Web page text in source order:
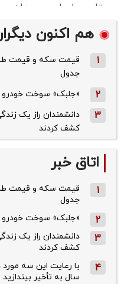
هم اکنون
1
جدول
2 «جلبک» سوخت
3
دانشمندان راز یک
کشف کردند
اتاق خبر
1
جدول
2 «جلبک» سوخت
3
دانشمندان راز یک
کشف کردند
4
سال به تأخیر بیندازید